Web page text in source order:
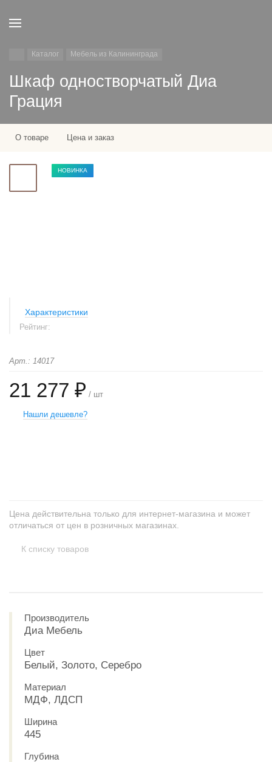
Каталог Мебель из Калининграда
Шкаф одностворчатый Диа
Грация
О товаре Цена и заказ
НОВИНКА
Характеристики
Рейтинг:
Арт.: 14017
21 277 ₽ / шт
Нашли дешевле?
Цена действительна только для интернет-магазина и может
отличаться от цен в розничных магазинах.
К списку товаров
Производитель
Диа Мебель
Цвет
Белый, Золото, Серебро
Материал
МДФ, ЛДСП
Ширина
445
Глубина